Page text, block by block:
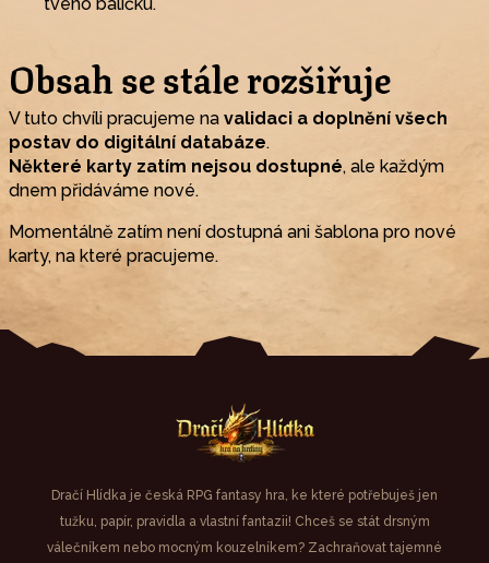
tvého balíčku.
Obsah se stále rozšiřuje
V tuto chvíli pracujeme na validaci a doplnění všech
postav do digitální databáze.
Některé karty zatím nejsou dostupné, ale každým
dnem přidáváme nové.
Momentálně zatím není dostupná ani šablona pro nové
karty, na které pracujeme.
Dračí Hlídka je česká RPG fantasy hra, ke které potřebuješ jen
tužku, papír, pravidla a vlastní fantazii! Chceš se stát drsným
válečníkem nebo mocným kouzelníkem? Zachraňovat tajemné